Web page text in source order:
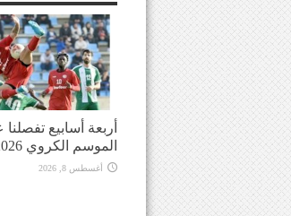
أربعة أسابيع
الموسم الكروي 2026-2027
أغسطس 8, 2026